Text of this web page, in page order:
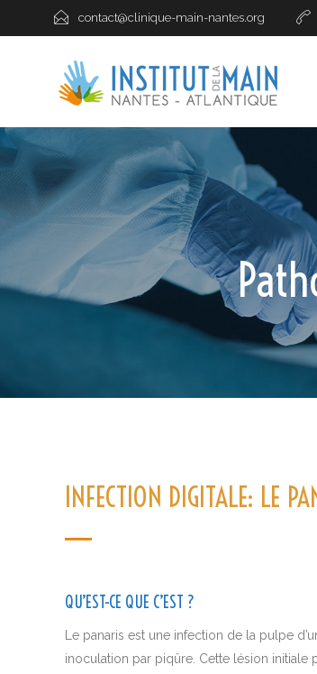
contact@clinique-main-nantes.org
INFECTION DIGITALE: LE
QU’EST-CE QUE C’EST ?
Le panaris est une infection de la pulpe
inoculation par piqûre. Cette lésion initiale